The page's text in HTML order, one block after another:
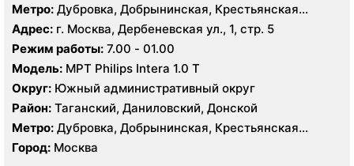
Метро: Дубровка, Добрынинская, Крестьянская
застава, Новокузнецкая, Октябрьская, Павелецкая,
Полянка, Пролетарская, Серпуховская,
Третьяковская, Тульская
Адрес: г. Москва, Дербеневская ул., 1, стр. 5
Режим работы: 7.00 - 01.00
Модель: МРТ Philips Intera 1.0 Т
Округ: Южный административный округ
Район: Таганский, Даниловский, Донской
Метро: Дубровка, Добрынинская, Крестьянская
застава, Новокузнецкая, Октябрьская, Павелецкая,
Полянка, Пролетарская, Серпуховская,
Город: Москва